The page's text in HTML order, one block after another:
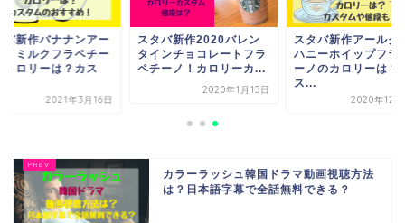
バ新作バナナンアー
ドミルクフラペチー
カロリーは？カス
2021年3月16日
スタバ新作2020バレン
タインチョコレートフラ
ペチーノ！カロリーカ...
2020年1月15日
スタバ新作アールグ
ハニーホイップフラ
ーノのカロリーは？
ス...
2020年12
カラーラッシュ韓国ドラマ動画視聴方法
は？日本語字幕で全話無料できる？